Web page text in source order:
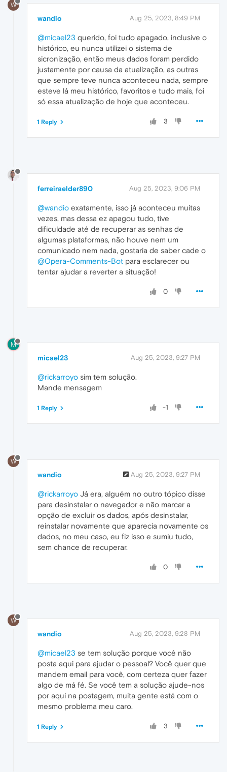
W
wandio Aug 25, 2023, 8:49 PM
@micael23 querido, foi tudo apagado, inclusive o
histórico, eu nunca utilizei o sistema de
sicronização, então meus dados foram perdido
justamente por causa da atualização, as outras
que sempre teve nunca aconteceu nada, sempre
esteve lá meu histórico, favoritos e tudo mais, foi
só essa atualização de hoje que aconteceu.
3
1 Reply
ferreiraelder890 Aug 25, 2023, 9:06 PM
@wandio exatamente, isso já aconteceu muitas
vezes, mas dessa ez apagou tudo, tive
dificuldade até de recuperar as senhas de
algumas plataformas, não houve nem um
comunicado nem nada, gostaria de saber cade o
@Opera-Comments-Bot para esclarecer ou
tentar ajudar a reverter a situação!
0
M
micael23 Aug 25, 2023, 9:27 PM
@rickarroyo sim tem solução.
Mande mensagem
-1
1 Reply
W
wandio Aug 25, 2023, 9:27 PM
@rickarroyo Já era, alguém no outro tópico disse
para desinstalar o navegador e não marcar a
opção de excluir os dados, após desinstalar,
reinstalar novamente que aparecia novamente os
dados, no meu caso, eu fiz isso e sumiu tudo,
sem chance de recuperar.
0
W
wandio Aug 25, 2023, 9:28 PM
@micael23 se tem solução porque você não
posta aqui para ajudar o pessoal? Você quer que
mandem email para você, com certeza quer fazer
algo de má fé. Se você tem a solução ajude-nos
por aqui na postagem, muita gente está com o
mesmo problema meu caro.
3
1 Reply